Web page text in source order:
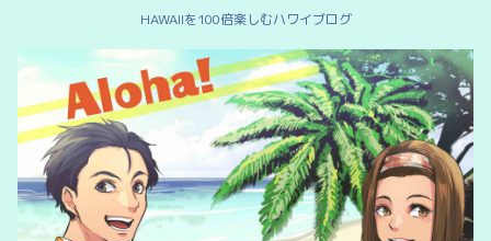
HAWAIIを100倍楽しむハワイブログ